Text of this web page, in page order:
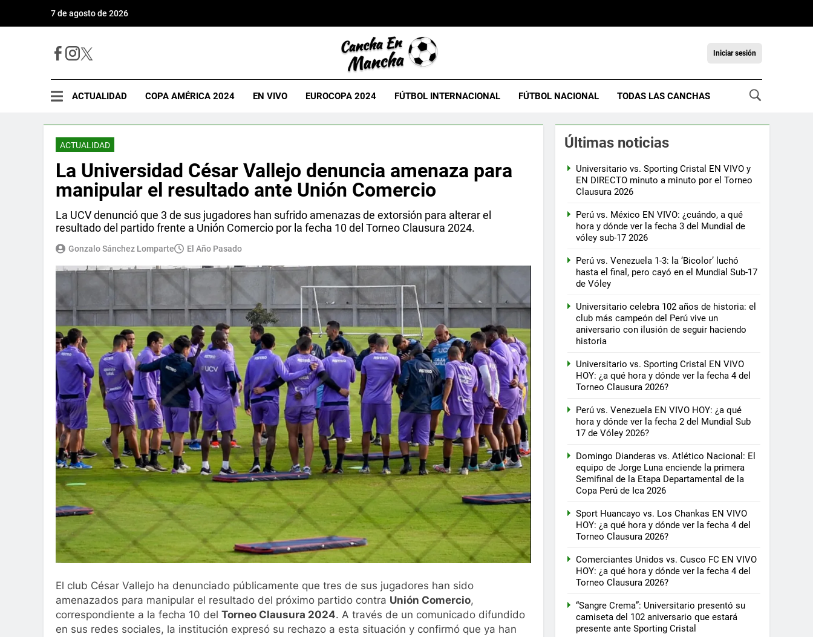
7 de agosto de 2026
Iniciar sesión
ACTUALIDAD COPA AMÉRICA 2024 EN VIVO EUROCOPA 2024 FÚTBOL INTERNACIONAL FÚTBOL NACIONAL TODAS LAS CANCHAS
ACTUALIDAD
La Universidad César Vallejo denuncia amenaza para
manipular el resultado ante Unión Comercio
La UCV denunció que 3 de sus jugadores han sufrido amenazas de extorsión para alterar el
resultado del partido frente a Unión Comercio por la fecha 10 del Torneo Clausura 2024.
Gonzalo Sánchez Lomparte El Año Pasado
El club César Vallejo ha denunciado públicamente que tres de sus jugadores han sido
amenazados para manipular el resultado del próximo partido contra Unión Comercio,
correspondiente a la fecha 10 del Torneo Clausura 2024. A través de un comunicado difundido
en sus redes sociales, la institución expresó su rechazo a esta situación y confirmó que ya han
Últimas noticias
Universitario vs. Sporting Cristal EN VIVO y
EN DIRECTO minuto a minuto por el Torneo
Clausura 2026
Perú vs. México EN VIVO: ¿cuándo, a qué
hora y dónde ver la fecha 3 del Mundial de
vóley sub-17 2026
Perú vs. Venezuela 1-3: la ‘Bicolor’ luchó
hasta el final, pero cayó en el Mundial Sub-17
de Vóley
Universitario celebra 102 años de historia: el
club más campeón del Perú vive un
aniversario con ilusión de seguir haciendo
historia
Universitario vs. Sporting Cristal EN VIVO
HOY: ¿a qué hora y dónde ver la fecha 4 del
Torneo Clausura 2026?
Perú vs. Venezuela EN VIVO HOY: ¿a qué
hora y dónde ver la fecha 2 del Mundial Sub
17 de Vóley 2026?
Domingo Dianderas vs. Atlético Nacional: El
equipo de Jorge Luna enciende la primera
Semifinal de la Etapa Departamental de la
Copa Perú de Ica 2026
Sport Huancayo vs. Los Chankas EN VIVO
HOY: ¿a qué hora y dónde ver la fecha 4 del
Torneo Clausura 2026?
Comerciantes Unidos vs. Cusco FC EN VIVO
HOY: ¿a qué hora y dónde ver la fecha 4 del
Torneo Clausura 2026?
“Sangre Crema”: Universitario presentó su
camiseta del 102 aniversario que estará
presente ante Sporting Cristal